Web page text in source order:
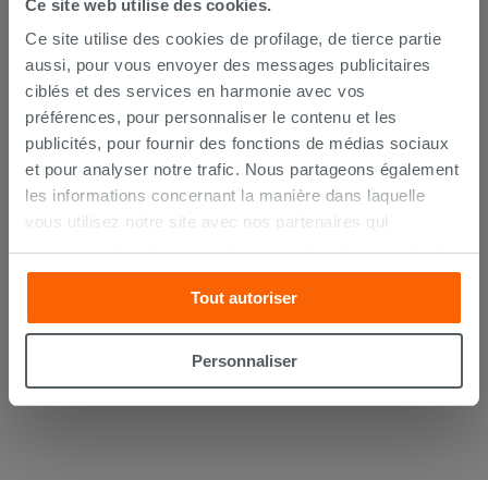
Ce site web utilise des cookies.
Ce site utilise des cookies de profilage, de tierce partie
aussi, pour vous envoyer des messages publicitaires
ciblés et des services en harmonie avec vos
préférences, pour personnaliser le contenu et les
publicités, pour fournir des fonctions de médias sociaux
et pour analyser notre trafic. Nous partageons également
les informations concernant la manière dans laquelle
vous utilisez notre site avec nos partenaires qui
et les réseaux sociaux. Lesdits partenaires pourraient
combiner ces informations avec d’autres que vous leur
avez fournies ou qu’ils ont recueillies à partir de votre
utilisation sur leurs services. Si vous souhaitez en savoir
cookies, ou à quelques-uns seulement,cliquez iciou
Tout autoriser
Personnaliser
Abattant WC Nolita Soft-Close noir
mat
209,90 € /PC
Commandable en magasin ou via le
service client